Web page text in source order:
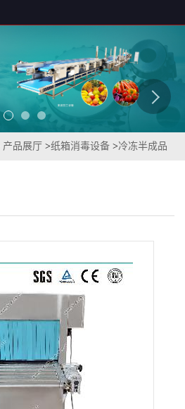
产品展厅 >纸箱消毒设备 >冷冻半成品